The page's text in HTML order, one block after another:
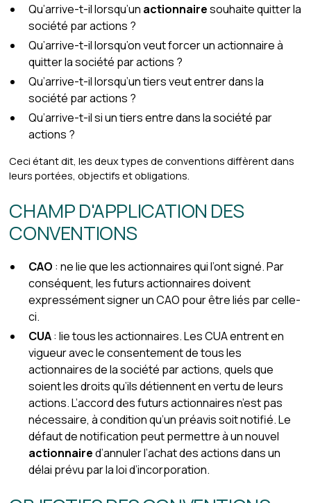
Qu’arrive-t-il lorsqu’un actionnairesouhaite quitter la
société par actions ?
Qu’arrive-t-il lorsqu’on veut forcer un actionnaire à
quitter la société par actions ?
Qu’arrive-t-il lorsqu’un tiers veut entrer dans la
société par actions ?
Qu’arrive-t-il si un tiers entre dans la société par
actions ?
Ceci étant dit, les deux types de conventions diffèrent dans
leurs portées, objectifs et obligations.
CHAMP D'APPLICATION DES
CONVENTIONS
CAO : ne lie que les actionnaires qui l’ont signé. Par
conséquent, les futurs actionnaires doivent
expressément signer un CAO pour être liés par celle-
ci.
CUA: lie tous les actionnaires. Les CUA entrent en
vigueur avec le consentement de tous les
actionnaires de la société par actions, quels que
soient les droits qu’ils détiennent en vertu de leurs
actions. L’accord des futurs actionnaires n’est pas
nécessaire, à condition qu’un préavis soit notifié. Le
défaut de notification peut permettre à un nouvel
actionnaired’annuler l’achat des actions dans un
délai prévu par la loi d’incorporation.